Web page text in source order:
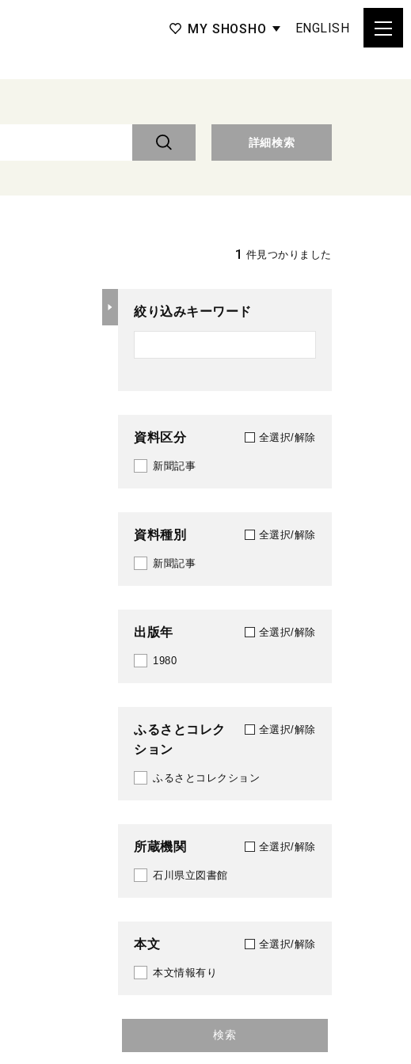
MY SHOSHO ENGLISH
詳細検索
1 件見つかりました
絞り込みキーワード
資料区分 全選択/解除
新聞記事
資料種別 全選択/解除
新聞記事
出版年 全選択/解除
1980
ふるさとコレク
ション
全選択/解除
ふるさとコレクション
所蔵機関 全選択/解除
石川県立図書館
本文 全選択/解除
本文情報有り
検索